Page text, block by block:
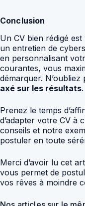
Conclusion
Un CV bien rédigé
un entretien de
en personnalisant
courantes, vous
démarquer.
axé sur les résultats.
Prenez le temps
d’adapter votre CV à
conseils et notre
postuler en toute
Merci d’avoir lu cet
vous permet de
vos rêves à moindre